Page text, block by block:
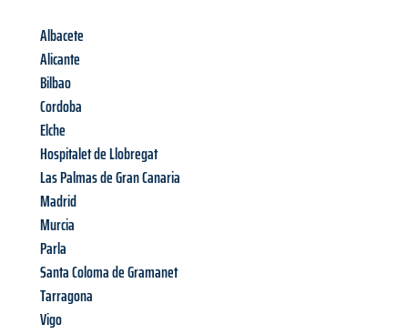
Albacete
Alicante
Bilbao
Cordoba
Elche
Hospitalet de Llobregat
Las Palmas de Gran Canaria
Madrid
Murcia
Parla
Santa Coloma de Gramanet
Tarragona
Vigo